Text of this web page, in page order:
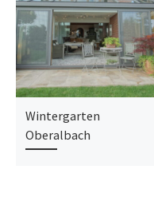
Wintergarten
Oberalbach